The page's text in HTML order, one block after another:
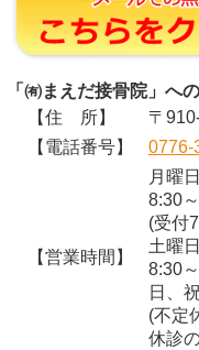
「㈲まえだ接骨院」へ
【住 所】
〒
【電話番号】
0776-
【営業時間】
月曜
8:30
(受付
土曜日
8:30
日、
(不定
休診